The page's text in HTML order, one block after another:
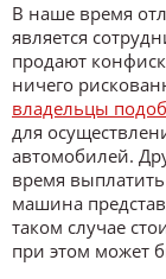
В наше время
является
продают
ничего
владельцы
для
автомобилей.
время
машина
таком случае
при этом может